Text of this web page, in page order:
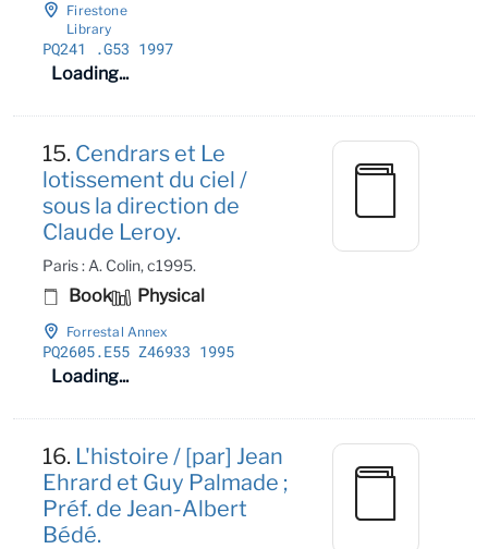
Firestone
Library
PQ241
.G53 1997
Loading...
15. Cendrars et Le
lotissement du ciel /
sous la direction de
Claude Leroy.
Paris : A. Colin, c1995.
Book Physical
Forrestal Annex
PQ2605.E55 Z46933 1995
Loading...
16. L'histoire / [par] Jean
Ehrard et Guy Palmade ;
Préf. de Jean-Albert
Bédé.